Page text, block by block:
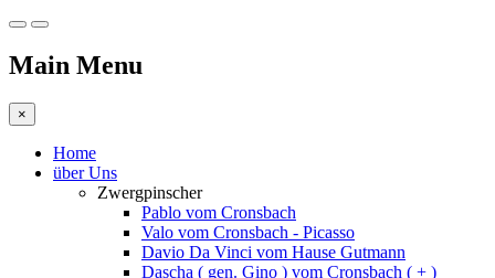
Main Menu
×
Home
über Uns
Zwergpinscher
Pablo vom Cronsbach
Valo vom Cronsbach - Picasso
Davio Da Vinci vom Hause Gutmann
Dascha ( gen. Gino ) vom Cronsbach ( + )